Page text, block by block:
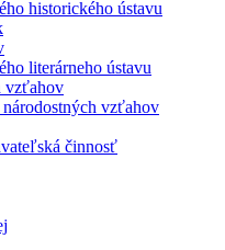
historického ústavu
literárneho ústavu
vzťahov
vzťahov
činnosť